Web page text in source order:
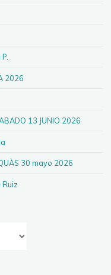
2026
13 JUNIO 2026
30 mayo 2026
Ruiz